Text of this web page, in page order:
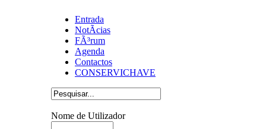
Entrada
NotÃ­cias
FÃ³rum
Agenda
Contactos
CONSERVICHAVE
Nome de Utilizador